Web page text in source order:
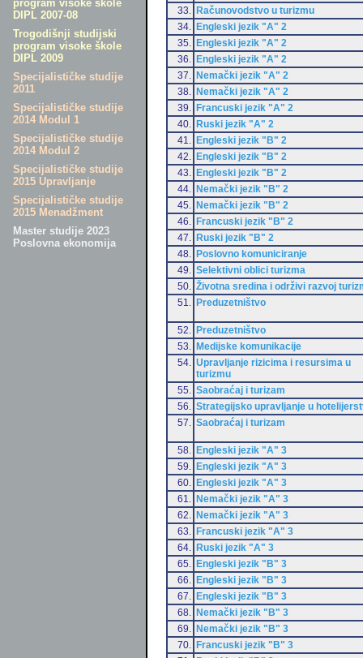
program visoke škole
DIPL 2007-08
Trogodišnji studijski
program visoke škole
DIPL 2009
Specijalističke studije
2011
Specijalističke studije
2014 Modul 1
Specijalističke studije
2014 Modul 2
Specijalističke studije
2015 Upravljanje
Specijalističke studije
2015 Menadžment
Master studije 2023
Poslovna ekonomija
33.
Računovodstvo u turizmu
34.
Engleski jezik "A" 2
35.
Engleski jezik "A" 2
36.
Engleski jezik "A" 2
37.
Nemački jezik "A" 2
38.
Nemački jezik "A" 2
39.
Francuski jezik "A" 2
40.
Ruski jezik "A" 2
41.
Engleski jezik "B" 2
42.
Engleski jezik "B" 2
43.
Engleski jezik "B" 2
44.
Nemački jezik "B" 2
45.
Nemački jezik "B" 2
46.
Francuski jezik "B" 2
47.
Ruski jezik "B" 2
48.
Poslovno komuniciranje
49.
Selektivni oblici turizma
50.
Životna sredina i održivi razvoj
51.
Preduzetništvo
52.
Preduzetništvo
53.
Medijske komunikacije
54.
Upravljanje rizicima i resursima u
turizmu
55.
Saobraćaj i turizam
56.
Strategijsko upravljanje u
57.
Saobraćaj i turizam
58.
Engleski jezik "A" 3
59.
Engleski jezik "A" 3
60.
Engleski jezik "A" 3
61.
Nemački jezik "A" 3
62.
Nemački jezik "A" 3
63.
Francuski jezik "A" 3
64.
Ruski jezik "A" 3
65.
Engleski jezik "B" 3
66.
Engleski jezik "B" 3
67.
Engleski jezik "B" 3
68.
Nemački jezik "B" 3
69.
Nemački jezik "B" 3
70.
Francuski jezik "B" 3